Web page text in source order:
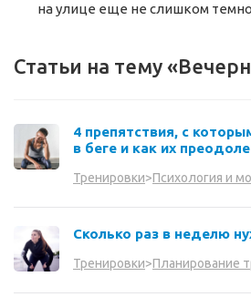
на улице еще не слишком
Статьи на тему
4 препятствия, с
в беге и как их
Тренировки>Психология и
Сколько раз в неделю
Тренировки>Планирование